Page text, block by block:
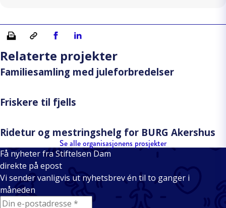
Skriv ut Kopiera länkDel på Facebook
Del på Linkedin
Relaterte projekter
Familiesamling med juleforbredelser
Friskere til fjells
Ridetur og mestringshelg for BURG Akershus
Se alle organisasjonens prosjekter
Få nyheter fra Stiftelsen Dam
direkte på epost
Vi sender vanligvis ut nyhetsbrev én til to ganger i
måneden
E-mail